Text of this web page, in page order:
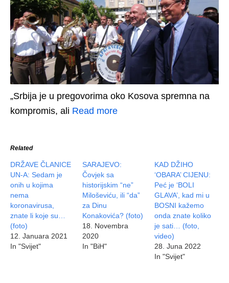
„Srbija je u pregovorima oko Kosova spremna na
kompromis, ali Read more
Related
DRŽAVE ČLANICE
UN-A: Sedam je
onih u kojima
nema
koronavirusa,
znate li koje su…
(foto)
12. Januara 2021
In "Svijet"
SARAJEVO:
Čovjek sa
historijskim “ne”
Miloševiću, ili “da”
za Dinu
Konakovića? (foto)
18. Novembra
2020
In "BiH"
KAD DŽIHO
‘OBARA’ CIJENU:
Peć je ‘BOLI
GLAVA’, kad mi u
BOSNI kažemo
onda znate koliko
je sati… (foto,
video)
28. Juna 2022
In "Svijet"